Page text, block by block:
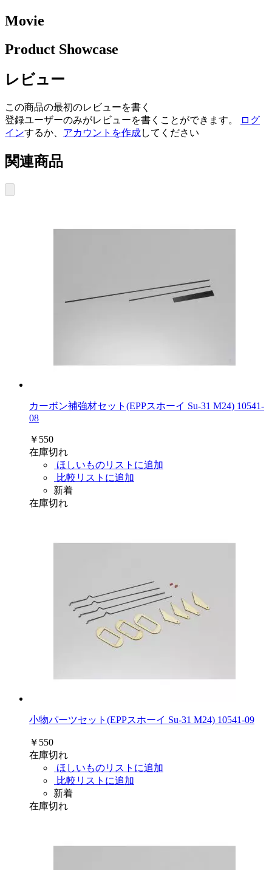
Movie
Product Showcase
レビュー
この商品の最初のレビューを書く
登録ユーザーのみがレビューを書くことができます。
ログ
インするか、 アカウントを作成してください
関連商品
カーボン補強材セット(EPPスホーイ Su-31 M24) 10541-
08
￥550
在庫切れ
ほしいものリストに追加
比較リストに追加
新着
在庫切れ
小物パーツセット(EPPスホーイ Su-31 M24) 10541-09
￥550
在庫切れ
ほしいものリストに追加
比較リストに追加
新着
在庫切れ